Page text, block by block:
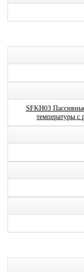
SFKH03
температуры с